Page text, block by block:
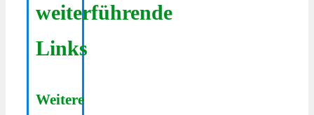
weiterführende
Links
Weitere